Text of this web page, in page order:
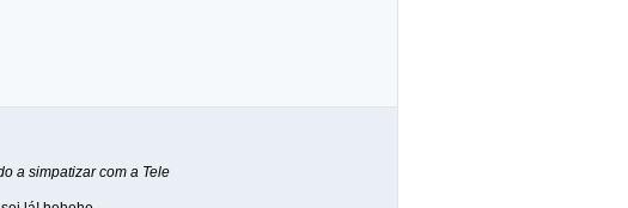
a simpatizar com a Tele